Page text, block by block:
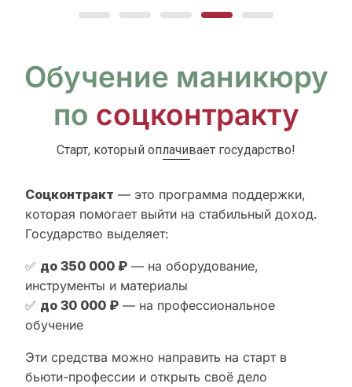
Обучение маникюру
по соцконтракту
Старт, который оплачивает государство!
Соцконтракт — это программа поддержки,
которая помогает выйти на стабильный доход.
Государство выделяет:
✅ до 350 000 ₽ — на оборудование,
инструменты и материалы
✅ до 30 000 ₽ — на профессиональное
обучение
Эти средства можно направить на старт в
бьюти-профессии и открыть своё дело